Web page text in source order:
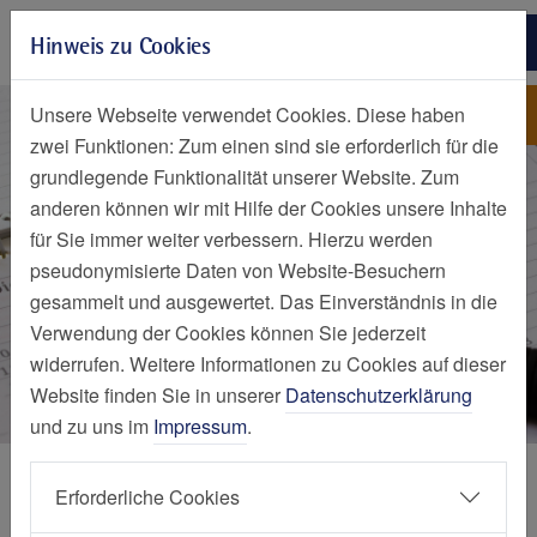
Zur Hauptnavigation springen
Zum Seiteninhalt springen
Zum Seitenende springen
Terminbuchung Klinik für
St. Marien-Hospital Mülheim an
der Ruhr
Hinweis zu Cookies
Unsere Webseite verwendet Cookies. Diese haben
zwei Funktionen: Zum einen sind sie erforderlich für die
grundlegende Funktionalität unserer Website. Zum
anderen können wir mit Hilfe der Cookies unsere Inhalte
für Sie immer weiter verbessern. Hierzu werden
pseudonymisierte Daten von Website-Besuchern
gesammelt und ausgewertet. Das Einverständnis in die
Verwendung der Cookies können Sie jederzeit
widerrufen. Weitere Informationen zu Cookies auf dieser
Website finden Sie in unserer Datenschutzerklärung
und zu uns im Impressum.
Erforderliche Cookies